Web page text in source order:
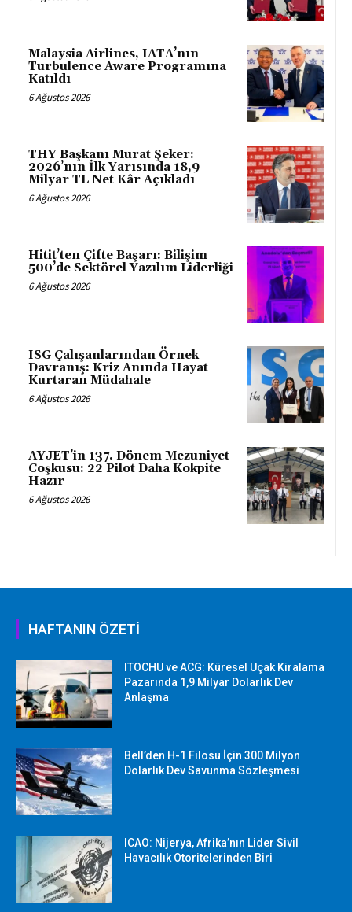
Malaysia Airlines, IATA’nın
Turbulence Aware Programına
Katıldı
6 Ağustos 2026
THY Başkanı Murat Şeker:
2026’nın İlk Yarısında 18,9
Milyar TL Net Kâr Açıkladı
6 Ağustos 2026
Hitit’ten Çifte Başarı: Bilişim
500’de Sektörel Yazılım Liderliği
6 Ağustos 2026
ISG Çalışanlarından Örnek
Davranış: Kriz Anında Hayat
Kurtaran Müdahale
6 Ağustos 2026
AYJET’in 137. Dönem Mezuniyet
Coşkusu: 22 Pilot Daha Kokpite
Hazır
6 Ağustos 2026
HAFTANIN ÖZETİ
ITOCHU ve ACG: Küresel Uçak Kiralama
Pazarında 1,9 Milyar Dolarlık Dev
Anlaşma
Bell’den H-1 Filosu İçin 300 Milyon
Dolarlık Dev Savunma Sözleşmesi
ICAO: Nijerya, Afrika’nın Lider Sivil
Havacılık Otoritelerinden Biri